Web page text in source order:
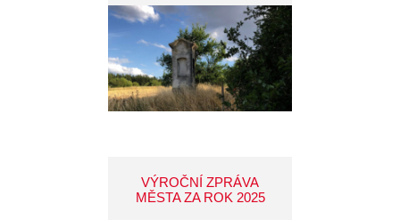
VÝROČNÍ ZPRÁVA
MĚSTA ZA ROK 2025